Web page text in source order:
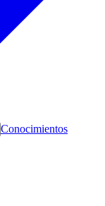
Conocimientos